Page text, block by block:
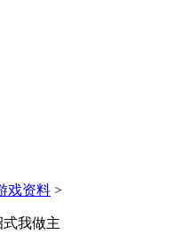
戏资料 >
式我做主